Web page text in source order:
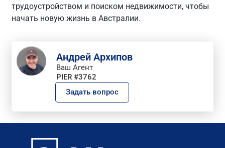
Андрей Архипов
Ваш Агент
PIER #3762
Задать вопрос
трудоустройством и поиском недвижимости, чтобы
начать новую жизнь в Австралии.